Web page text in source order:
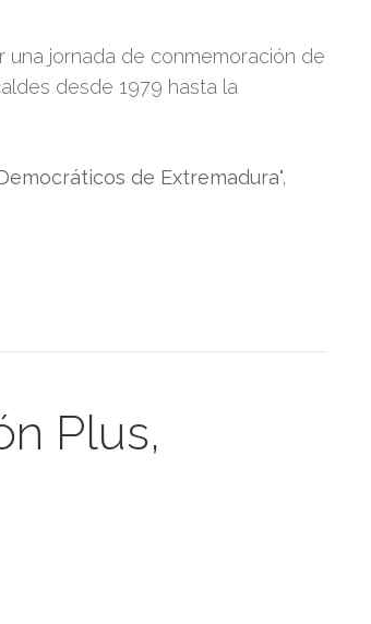
una jornada de conmemoración de
desde 1979 hasta la
de Extremadura",
Plus,